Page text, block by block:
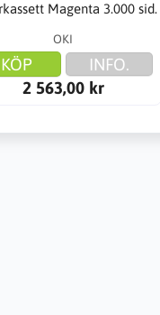
Magenta 3.000 sid.
OKI
KÖP
INFO.
2 563,00 kr